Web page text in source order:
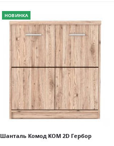
НОВИНКА
Шанталь Комод KOM 2D Гербор